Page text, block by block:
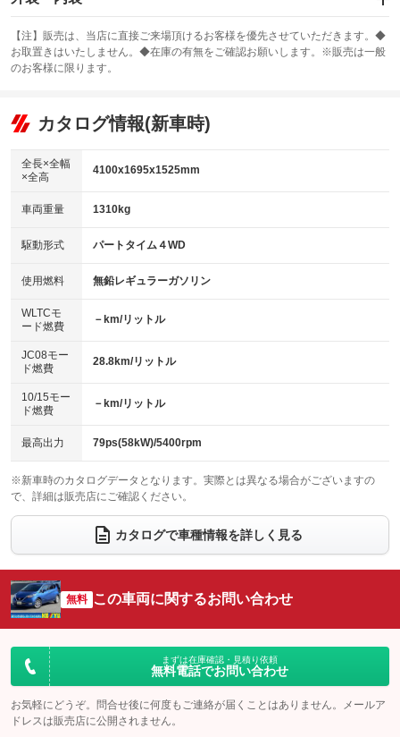
：装備なし
サンルーフ
：装備なし ABS
リフトアップ
：装備なし
：装備なし
パワーウィンドウ
アイドリングストップ
：装備なし
USB入力端子
：装備あり
100V電源
：装備なし
センターデフロック
：装備なし
電動格納ミラー
：装備あり
カーナビ：メモリーナビ他
：装備あり
TV：フルセグ
：装備あり
ビジュアル：-／DVD再生
：装備あり
アルミホイール：15インチ
：装備あり
HID(キセノンライト)
バックカメラ
エアロ
：装備なし
ローダウン
：装備なし
ベンチシート
：装備なし
チップアップシート
：装備なし
電動格納サードシート
：装備なし シートヒーター
：装備なし
ウォークスルー
電動リアゲート フロントカメラ
：装備あり
シートエアコン
：装備なし 全周囲カメラ
：装備あり
サイドカメラ
：装備あり ルーフレール
：装備なし
エアサスペンション ヘッドライトウォッシャー
【注】販売は、当店に直接ご来場頂けるお客様を優先させていただきます。◆
お取置きはいたしません。◆在庫の有無をご確認お願いします。※販売は一般
のお客様に限ります。
カタログ情報(新車時)
全長×全幅
×全高
4100x1695x1525mm
車両重量 1310kg
駆動形式 パートタイム４WD
使用燃料 無鉛レギュラーガソリン
WLTCモ
ード燃費
－km/リットル
JC08モー
ド燃費
28.8km/リットル
10/15モー
ド燃費
－km/リットル
最高出力 79ps(58kW)/5400rpm
※新車時のカタログデータとなります。実際とは異なる場合がございますの
で、詳細は販売店にご確認ください。
カタログで車種情報を詳しく見る
無料 この車両に関するお問い合わせ
まずは在庫確認・見積り依頼
無料電話でお問い合わせ
お気軽にどうぞ。問合せ後に何度もご連絡が届くことはありません。メールア
ドレスは販売店に公開されません。